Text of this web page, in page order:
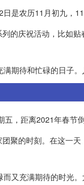
是农历11月初九，
的庆祝活动，比如
期待和忙碌的日子
，距离2021年春节
聚的时刻。在这一
又充满期待的时光